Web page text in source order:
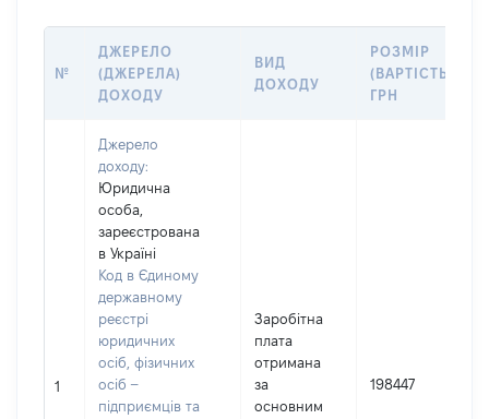
№
ДЖЕРЕЛО
(ДЖЕРЕЛА)
ДОХОДУ
ВИД
ДОХОДУ
РОЗМІР
(ВАРТІСТЬ),
ГРН
1
Джерело
доходу:
Юридична
особа,
зареєстрована
в Україні
Код в Єдиному
державному
реєстрі
юридичних
осіб, фізичних
осіб –
підприємців та
Заробітна
плата
отримана
за
основним
198447